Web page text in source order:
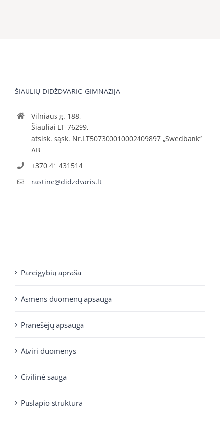
ŠIAULIŲ DIDŽDVARIO GIMNAZIJA
Vilniaus g. 188,
Šiauliai LT-76299,
atsisk. sąsk. Nr.LT507300010002409897 „Swedbank“
AB.
+370 41 431514
rastine@didzdvaris.lt
Pareigybių aprašai
Asmens duomenų apsauga
Pranešėjų apsauga
Atviri duomenys
Civilinė sauga
Puslapio struktūra